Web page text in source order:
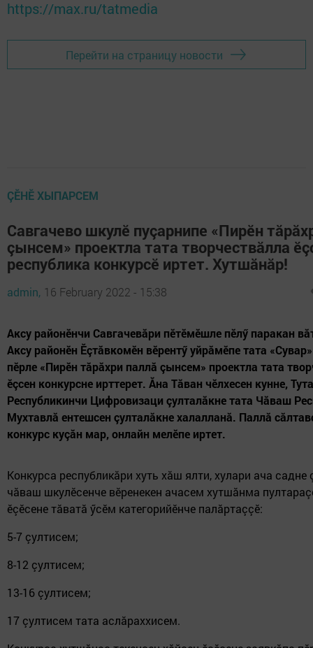
https://max.ru/tatmedia
Перейти на страницу новости
ÇӖНӖ ХЫПАРСЕМ
Савгачево шкулӗ пуçарнипе «Пирӗн
çынсем» проектла тата творчествăлла
республика конкурсӗ иртет. Хутшăнăр!
admin, 16 February 2022 - 15:38
Аксу районӗнчи Савгачевăри пӗтӗмӗшле пӗлӳ паракан
Аксу районӗн Ӗçтăвкомӗн вӗрентӳ уйрăмӗпе тата
пӗрле «Пирӗн тăрăхри паллă çынсем» проектла тата
ӗçсен конкурсне ирттерет. Ăна Тăван чӗлхесен кунне,
Республикинчи Цифровизаци çулталăкне тата Чăваш
Мухтавлă ентешсен çулталăкне халалланă. Паллă
конкурс куçăн мар, онлайн мелӗпе иртет.
Конкурса республикăри хуть хăш ялти, хулари ача садне
чăваш шкулӗсенче вӗренекен ачасем хутшăнма
ӗçӗсене тăватă ӳсӗм категорийӗнче палăртаççӗ:
5-7 çултисем;
8-12 çултисем;
13-16 çултисем;
17 çултисем тата аслăраххисем.